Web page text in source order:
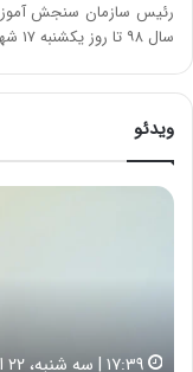
رئیس سازمان سنجش
سال ۹۸ تا روز یکشنبه ۱۷ شهریورماه ۹۸ منتشر…
ویدئو